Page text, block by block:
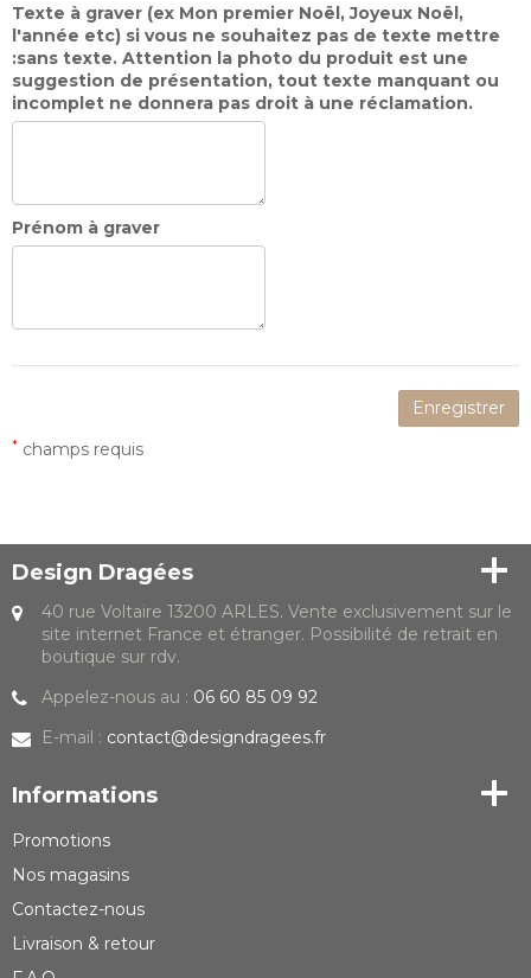
Texte à graver (ex Mon premier Noël, Joyeux Noël,
l'année etc) si vous ne souhaitez pas de texte mettre
:sans texte. Attention la photo du produit est une
suggestion de présentation, tout texte manquant ou
incomplet ne donnera pas droit à une réclamation.
Prénom à graver
Enregistrer
* champs requis
Design Dragées
40 rue Voltaire 13200 ARLES. Vente exclusivement sur le
site internet France et étranger. Possibilité de retrait en
boutique sur rdv.
Appelez-nous au : 06 60 85 09 92
E-mail : contact@designdragees.fr
Informations
Promotions
Nos magasins
Contactez-nous
Livraison & retour